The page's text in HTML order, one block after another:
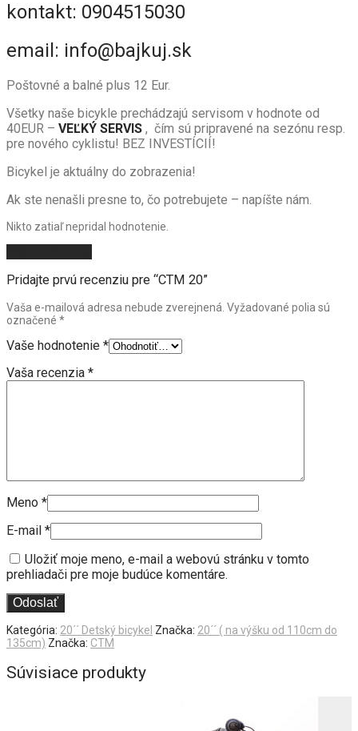
kontakt: 0904515030
email: info@bajkuj.sk
Poštovné a balné plus 12 Eur.
Všetky naše bicykle prechádzajú servisom v hodnote od
40EUR – VEĽKÝ SERVIS , čím sú pripravené na sezónu resp.
pre nového cyklistu! BEZ INVESTÍCIÍ!
Bicykel je aktuálny do zobrazenia!
Ak ste nenašli presne to, čo potrebujete – napíšte nám.
Nikto zatiaľ nepridal hodnotenie.
Pridajte prvú recenziu pre “CTM 20”
Vaša e-mailová adresa nebude zverejnená. Vyžadované polia sú
označené *
Vaše hodnotenie *
Vaša recenzia *
Meno *
E-mail *
Uložiť moje meno, e-mail a webovú stránku v tomto
prehliadači pre moje budúce komentáre.
Kategória: 20´´ Detský bicykel Značka: 20´´ ( na výšku od 110cm do
135cm) Značka: CTM
Súvisiace produkty